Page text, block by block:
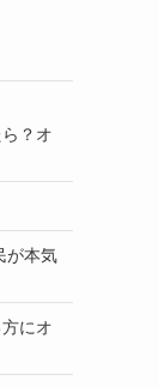
？オ
が本気
にオ